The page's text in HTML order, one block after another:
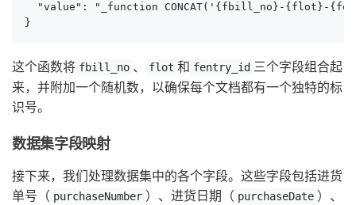
"value": "_function CONCAT('{fbill_no}-{flot}-
}
这个函数将 fbill_no 、 flot 和 fentry_id 三个字段组合起
来，并附加一个随机数，以确保每个文档都有一个独特的标
识号。
数据集字段映射
接下来，我们处理数据集中的各个字段。这些字段包括进货
单号（ purchaseNumber ）、进货日期（ purchaseDate ）、